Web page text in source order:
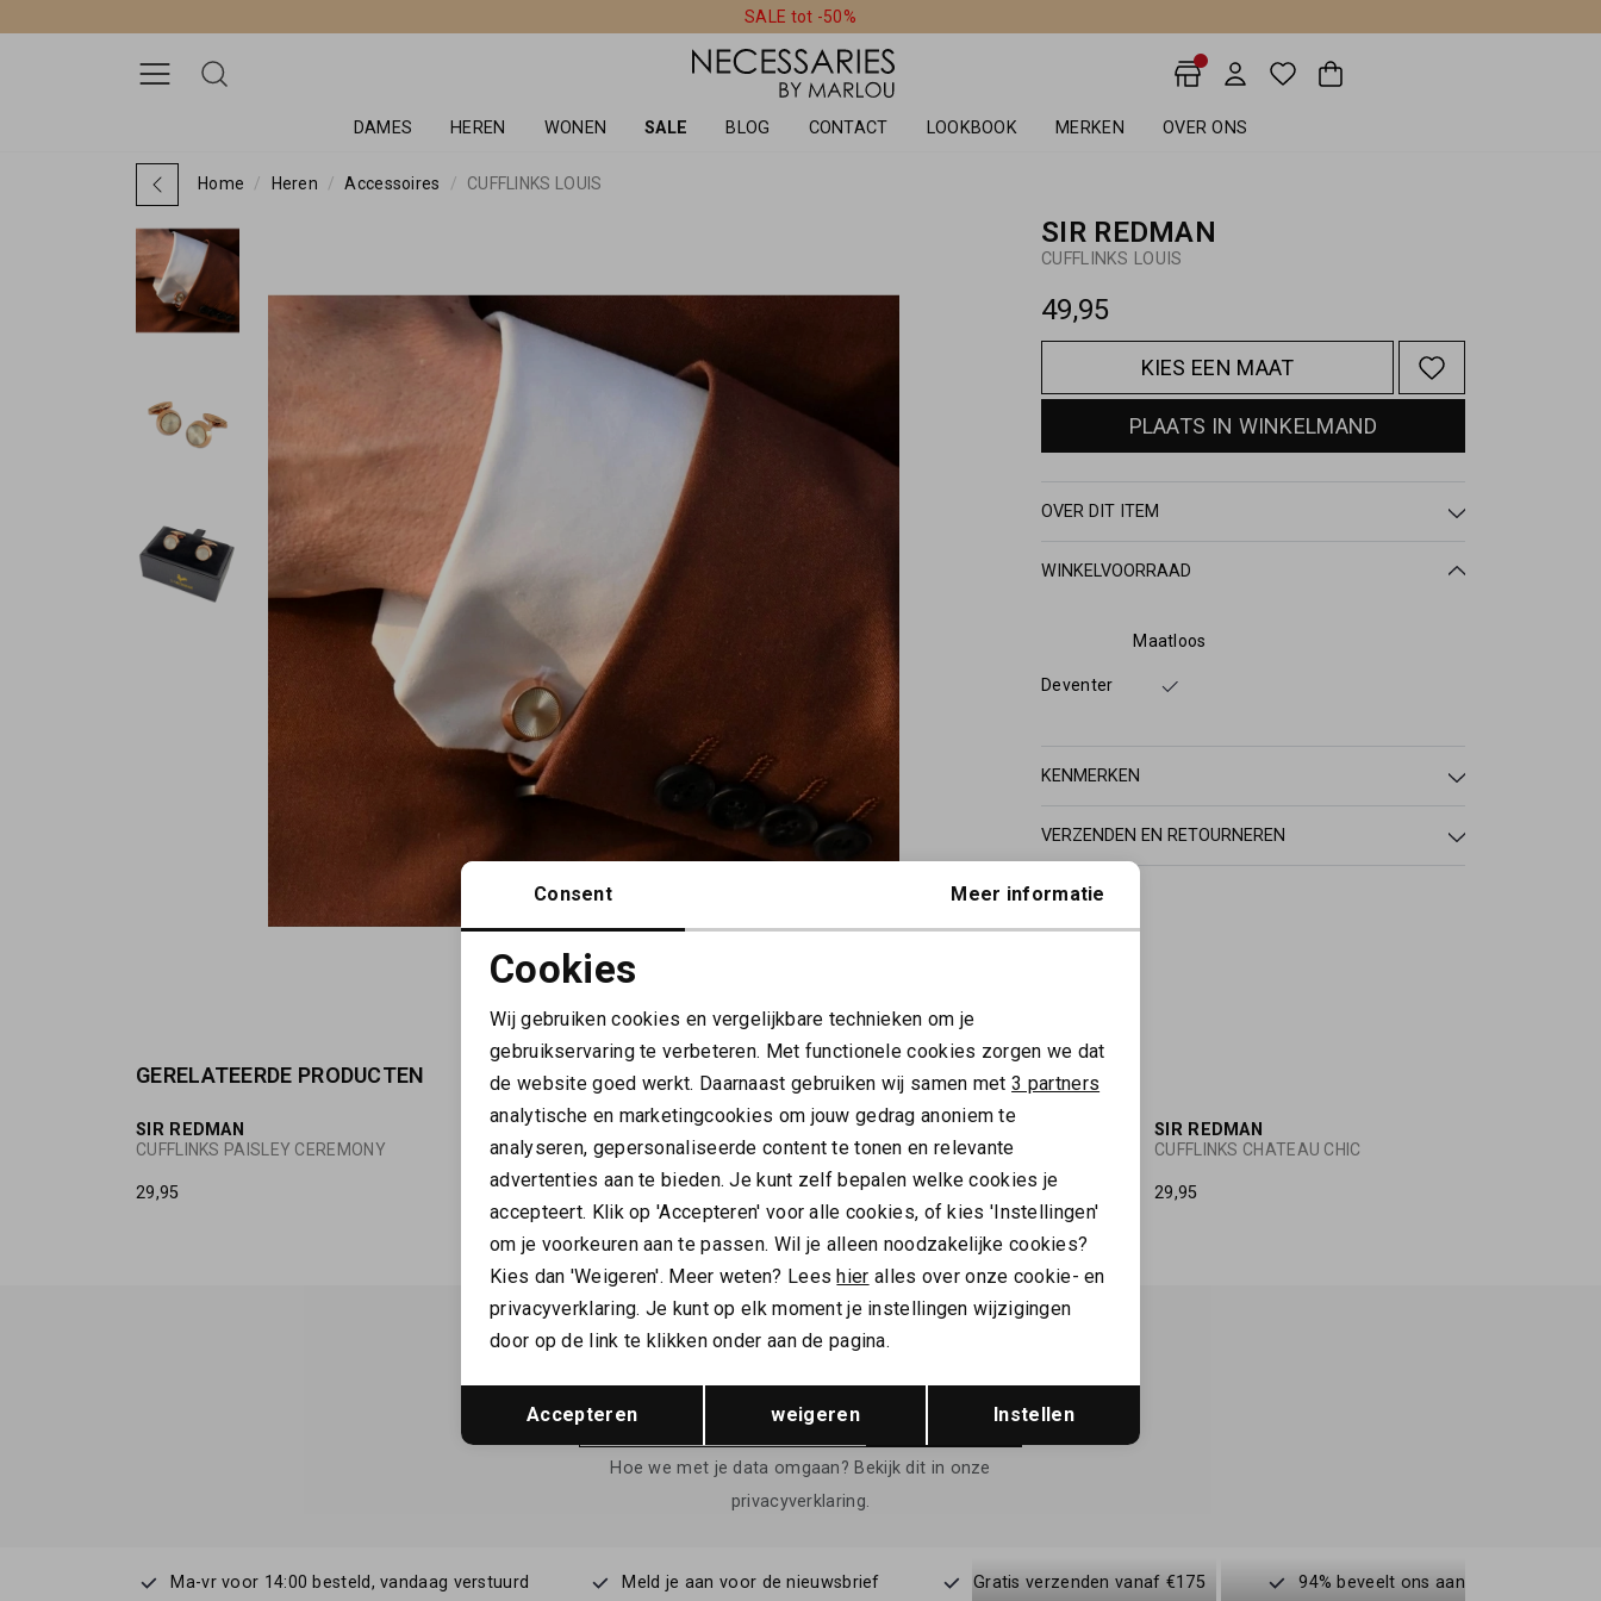
SALE tot -50%
DAMES HEREN WONEN SALE BLOG CONTACT LOOKBOOK MERKEN OVER ONS
Home Heren Accessoires CUFFLINKS LOUIS
SIR REDMAN
CUFFLINKS LOUIS
49,95
KIES EEN MAAT
PLAATS IN WINKELMAND
OVER DIT ITEM
WINKELVOORRAAD
Maatloos
Deventer
KENMERKEN
VERZENDEN EN RETOURNEREN
GERELATEERDE PRODUCTEN
SIR REDMAN
CUFFLINKS PAISLEY CEREMONY
29,95
SIR REDMAN
CUFFLINKS CHARMING CHAMBRE BRIQUE
29,95
SIR REDMAN
CUFFLINKS JULES
49,95
SIR REDMAN
CUFFLINKS CHATEAU CHIC
29,95
ALTIJD ALS EERSTE OP DE HOOGTE ZIJN?
AANMELDEN
Hoe we met je data omgaan? Bekijk dit in onze
privacyverklaring.
Ma-vr voor 14:00 besteld, vandaag verstuurd Meld je aan voor de nieuwsbrief Gratis verzenden vanaf €175 94% beveelt ons aan
Noodzakelijke cookies
Analytische cookies Marketing cookies
Terug Opslaan
Consent Meer informatie
Cookies
Wij gebruiken cookies en vergelijkbare technieken om je
gebruikservaring te verbeteren. Met functionele cookies zorgen we dat
de website goed werkt. Daarnaast gebruiken wij samen met3 partners
analytische en marketingcookies om jouw gedrag anoniem te
analyseren, gepersonaliseerde content te tonen en relevante
advertenties aan te bieden. Je kunt zelf bepalen welke cookies je
accepteert. Klik op 'Accepteren' voor alle cookies, of kies 'Instellingen'
om je voorkeuren aan te passen. Wil je alleen noodzakelijke cookies?
Kies dan 'Weigeren'. Meer weten? Leeshier alles over onze cookie- en
privacyverklaring. Je kunt op elk moment je instellingen wijzigingen
door op de link te klikken onder aan de pagina.
Accepteren weigeren Instellen